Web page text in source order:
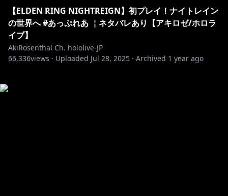
【ELDEN RING NIGHTREIGN】初プレイ！ナイトレイン
の世界へ #あっぷれあ ￤ネタバレあり【アキロゼ/ホロラ
イブ】
AkiRosenthal Ch. hololive-JP
66,336views · Uploaded Jul 28, 2025 · Archived 1 year ago